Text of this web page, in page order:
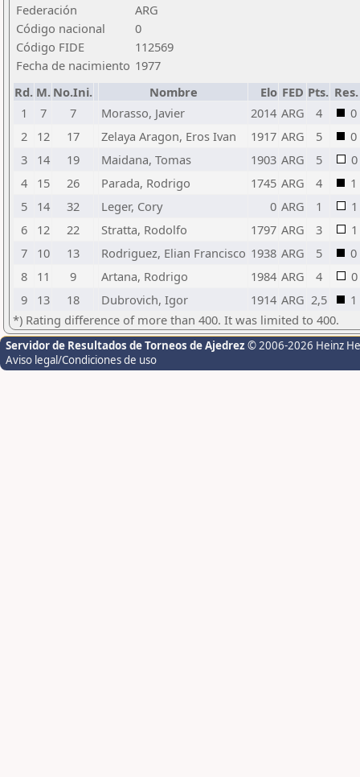
Federación
ARG
Código nacional
0
Código FIDE
112569
Fecha de nacimiento 1977
Rd. M. No.Ini. Nombre Elo FED Pts. Res.
1
7 7 Morasso, Javier 2014 ARG 4
0
2
12 17 Zelaya Aragon, Eros Ivan 1917 ARG 5
0
3
14 19 Maidana, Tomas 1903 ARG 5
0
4
15 26 Parada, Rodrigo 1745 ARG 4
1
5
14 32 Leger, Cory 0 ARG 1
1
6
12 22 Stratta, Rodolfo 1797 ARG 3
1
7
10 13 Rodriguez, Elian Francisco 1938 ARG 5
0
8
11 9 Artana, Rodrigo 1984 ARG 4
0
9
13 18 Dubrovich, Igor 1914 ARG 2,5
1
*) Rating difference of more than 400. It was limited to 400.
Servidor de Resultados de Torneos de Ajedrez © 2006-2026 Heinz
Aviso legal/Condiciones de uso